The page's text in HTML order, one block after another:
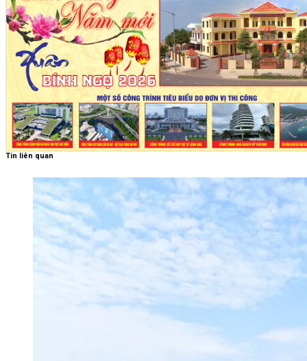
Tin liên quan